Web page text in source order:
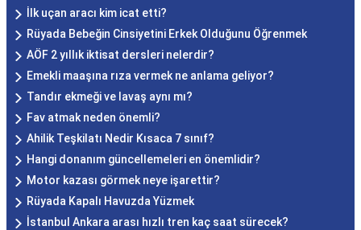
İlk uçan aracı kim icat etti?
Rüyada Bebeğin Cinsiyetini Erkek Olduğunu Öğrenmek
AÖF 2 yıllık iktisat dersleri nelerdir?
Emekli maaşına rıza vermek ne anlama geliyor?
Tandır ekmeği ve lavaş aynı mı?
Fav atmak neden önemli?
Ahilik Teşkilatı Nedir Kısaca 7 sınıf?
Hangi donanım güncellemeleri en önemlidir?
Motor kazası görmek neye işarettir?
Rüyada Kapalı Havuzda Yüzmek
İstanbul Ankara arası hızlı tren kaç saat sürecek?